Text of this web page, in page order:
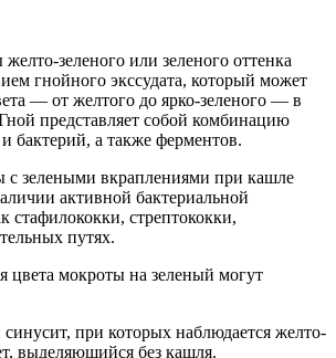
зеленого или зеленого оттенка
гнойного экссудата, который может
— от желтого до ярко-зеленого — в
представляет собой комбинацию
бактерий, а также ферментов.
с зелеными вкраплениями при кашле
активной бактериальной
стафилококки, стрептококки,
путях.
мокроты на зеленый могут
при которых наблюдается желто-
выделяющийся без кашля.